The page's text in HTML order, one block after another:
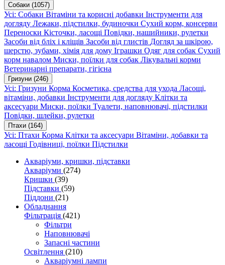
Собаки (1057)
Усі: Собаки Вітаміни та корисні добавки Інструменти для
догляду Лежаки, підстилки, будиночки Сухий корм, консерви
Переноски Кісточки, ласощі Повідки, нашийники, рулетки
Засоби від бліх і кліщів Засоби від глистів Догляд за шкірою,
шерстю, зубами, хімія для дому Іграшки Одяг для собак Сухий
корм навалом Миски, поїлки для собак Лікувальні корми
Ветеринарні препарати, гігієна
Гризуни (246)
Усі: Гризуни Корма Косметика, средства для ухода Ласощі,
вітаміни, добавки Інструменти для догляду Клітки та
аксесуари Миски, поїлки Туалети, наповнювачі, підстилки
Повідки, шлейки, рулетки
Птахи (164)
Усі: Птахи Корма Клітки та аксесуари Вітаміни, добавки та
ласощі Годівниці, поїлки Підстилки
Акваріуми, кришки, підставки
Акваріуми (274)
Кришки (39)
Підставки (59)
Піддони (21)
Обладнання
Фільтрація (421)
Фільтри
Наповнювачі
Запасні частини
Освітлення (210)
Акваріумні лампи